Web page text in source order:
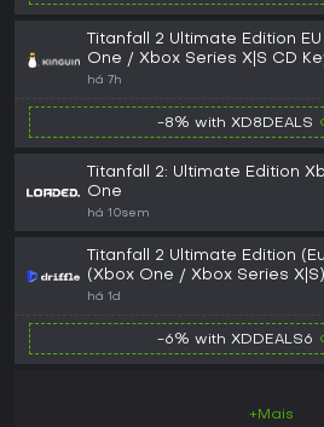
Titanfall 2 Ultimate Edition
One / Xbox Series X|S CD
há 7h
-8% with XD8DEALS
Titanfall 2: Ultimate Edition
One
há 10sem
Titanfall 2 Ultimate Edition
(Xbox One / Xbox Series
Live - Digital Key
há 1d
-6% with XDDEALS6
+Mais